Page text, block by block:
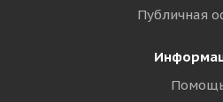
Публичная